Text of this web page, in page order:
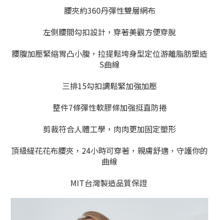
腰夾約360丹彈性雙層網布
左側腰間勾扣設計，穿著美觀方便穿脫
腰腹加壓緊縮胃凸小腹，拉提鬆垮身型定位游離脂肪塑造
S曲線
三排15勾扣調鬆緊加強加壓
整件7條彈性軟膠條加強挺直防捲
剪裁符合人體工學，肉肉更加固定塑形
頂級緹花花布腰夾，24小時可穿著，親膚舒適，守護你的
曲線
MIT台灣製造品質保證